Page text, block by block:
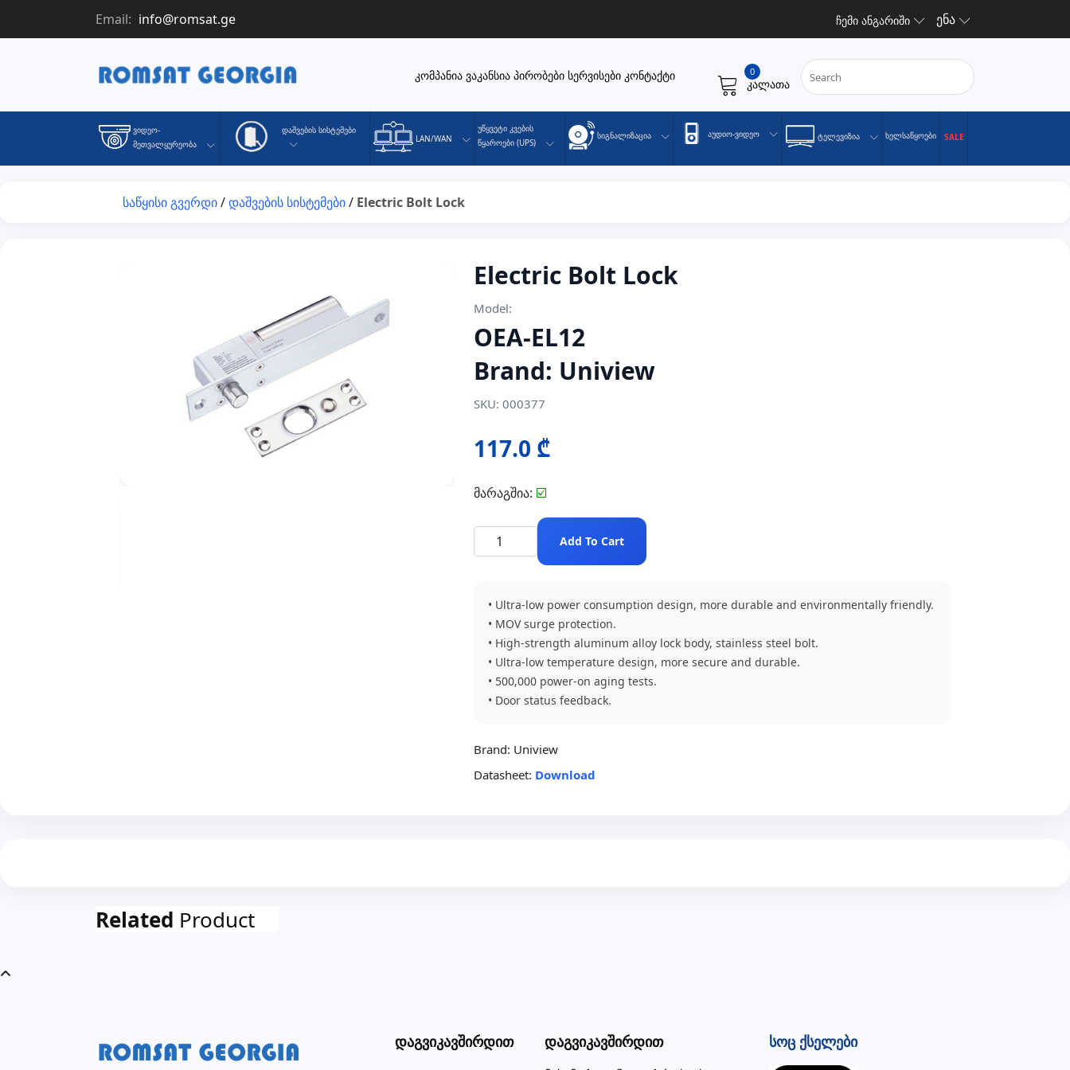
Email: info@romsat.ge ჩემი ანგარიში ენა
კომპანია ვაკანსია პირობები სერვისები კონტაქტი 0
კალათა
Ვიდეო-
Მეთვალყურეობა
Დაშვების Სისტემები
LAN/WAN
Უწყვეტი Კვების
Წყაროები (UPS)
Სიგნალიზაცია Აუდიო-Ვიდეო Ტელევიზია Ხელსაწყოები SALE
საწყისი გვერდი/დაშვების სისტემები/ Electric Bolt Lock
Electric Bolt Lock
Model:
OEA-EL12
Brand: Uniview
SKU: 000377
117.0 ₾
მარაგშია: ☑️
Add To Cart
• Ultra-low power consumption design, more durable and environmentally friendly.
• MOV surge protection.
• High-strength aluminum alloy lock body, stainless steel bolt.
• Ultra-low temperature design, more secure and durable.
• 500,000 power-on aging tests.
• Door status feedback.
Brand: Uniview
Datasheet: Download
Related Product
Დაგვიკავშირდით Დაგვიკავშირდით Სოც Ქსელები